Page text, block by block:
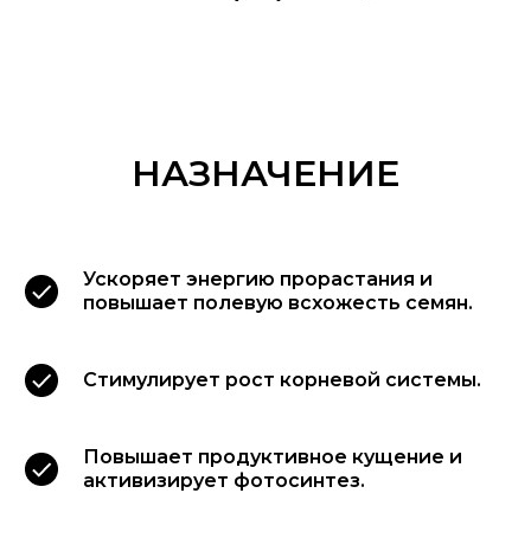
НАЗНАЧЕНИЕ
Ускоряет энергию прорастания и
повышает полевую всхожесть семян.
Стимулирует рост корневой системы.
Повышает продуктивное кущение и
активизирует фотосинтез.